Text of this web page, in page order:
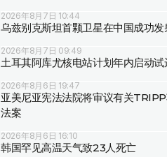
2026年8月7日 10:44
乌兹别克斯坦首颗卫星在中国成功发
2026年8月7日 09:49
土耳其阿库尤核电站计划年内启动试
2026年8月6日 19:47
亚美尼亚宪法法院将审议有关
法案
2026年8月6日 16:10
韩国罕见高温天气致23人死亡